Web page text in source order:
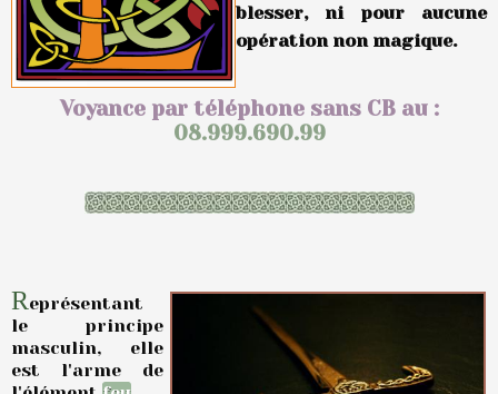
blesser, ni pour aucune
opération non magique.
Voyance par téléphone sans CB au :
08.999.690.99
Représentant
le principe
masculin, elle
est l'arme de